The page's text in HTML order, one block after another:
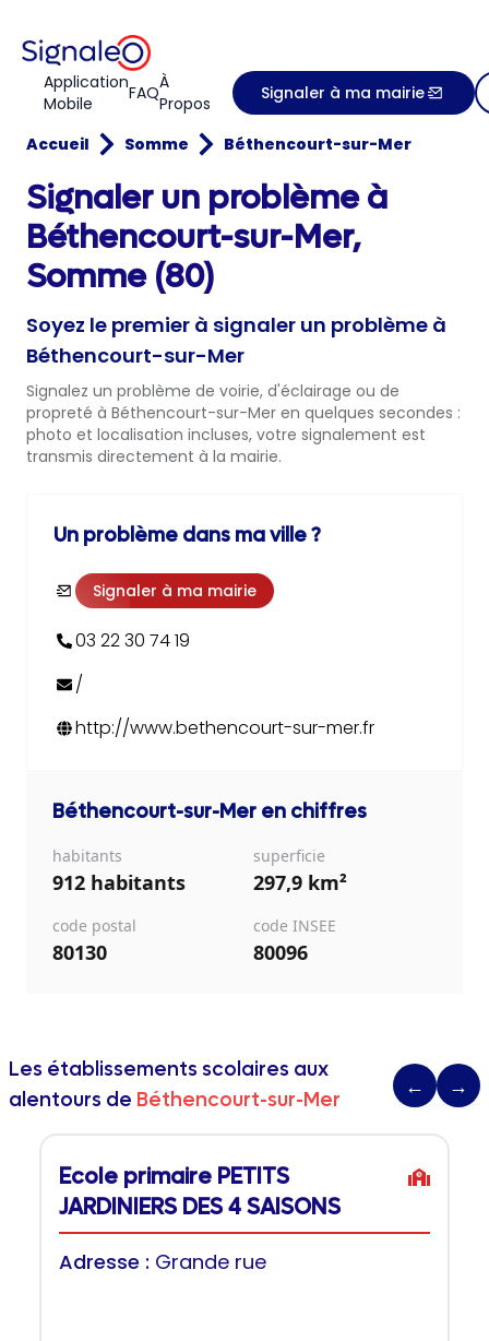
Application
Mobile
FAQÀ
Propos
Signaler à ma mairie
Accueil Somme Béthencourt-sur-Mer
Signaler un problème à
Béthencourt-sur-Mer,
Somme (80)
Soyez le premier à signaler un problème à
Béthencourt-sur-Mer
Signalez un problème de voirie, d'éclairage ou de
propreté à Béthencourt-sur-Mer en quelques secondes :
photo et localisation incluses, votre signalement est
transmis directement à la mairie.
Un problème dans ma ville ?
Signaler à ma mairie
03 22 30 74 19
/
http://www.bethencourt-sur-mer.fr
Béthencourt-sur-Mer en chiffres
habitants
912 habitants
superficie
297,9 km²
code postal
80130
code INSEE
80096
Les établissements scolaires aux
alentours de Béthencourt-sur-Mer
← →
Ecole primaire PETITS
JARDINIERS DES 4 SAISONS
Adresse : Grande rue